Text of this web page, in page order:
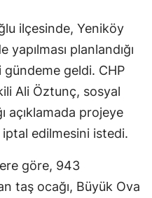
ilçesinde, Yeniköy
planlandığı
geldi. CHP
Ali Öztunç, sosyal
açıklamada projeye
edilmesini istedi.
göre, 943
taş ocağı, Büyük Ova